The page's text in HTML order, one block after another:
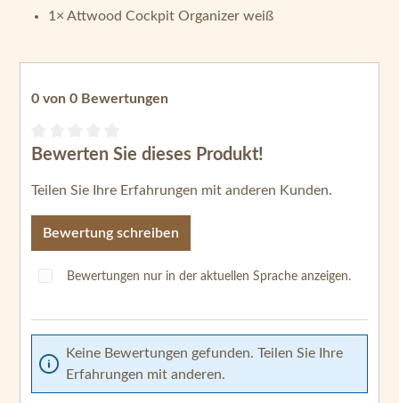
1× Attwood Cockpit Organizer weiß
0 von 0 Bewertungen
Durchschnittliche Bewertung von 0 von 5 Sternen
Bewerten Sie dieses Produkt!
Teilen Sie Ihre Erfahrungen mit anderen Kunden.
Bewertung schreiben
Bewertungen nur in der aktuellen Sprache anzeigen.
Keine Bewertungen gefunden. Teilen Sie Ihre
Erfahrungen mit anderen.